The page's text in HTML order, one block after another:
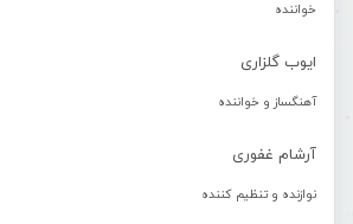
خواننده
ایوب گلزاری
آهنگساز و خواننده
آرشام غفوری
نوازنده و تنظیم کننده